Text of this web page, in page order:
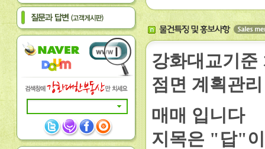
강화대교기준
점면 계획관
매매 입니다
지목은 "답"